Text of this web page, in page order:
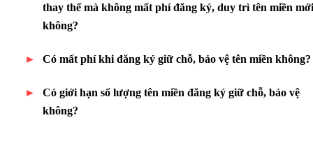
thay thế mà không mất phí đăng ký, duy trì tên miền mới
không?
Có mất phí khi đăng ký giữ chỗ, bảo vệ tên miền không?
Có giới hạn số lượng tên miền đăng ký giữ chỗ, bảo vệ
không?